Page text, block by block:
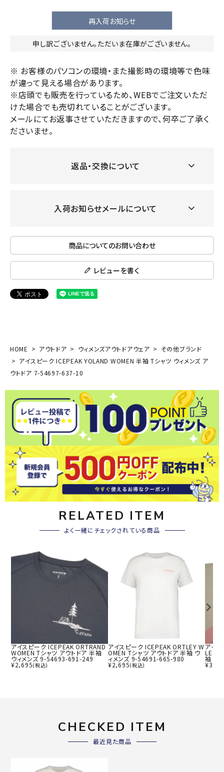
再入荷お知らせ
申し訳ございません。ただいま在庫がございません。
※ お客様のパソコンの環境・また撮影時の環境等で色味
が違って見える場合があります。
※店頭でも販売を行っているため、WEBでご注文いただ
けた場合でも売切れていることがございます。
メールにてお返事させていただきますので、何卒ご了承く
ださいませ。
返品・交換について
入荷お知らせメールについて
商品についてのお問い合わせ
レビューを書く
HOME アウトドア ウィメンズアウトドアウェア
その他ブランド
アイスピーク ICEPEAK YOLAND WOMEN 半袖 Tシャツ ウィメンズ ア
ウトドア 7-54697-637-10
RELATED ITEM
よく一緒にチェックされている商品
アイスピーク ICEPEAK ORTRAND
WOMEN Tシャツ アウトドア 半袖
ウィメンズ 9-54693-691-249
¥2,695(税込)
アイスピーク ICEPEAK ORTLEY W
OMEN Tシャツ アウトドア 半袖 ウ
ィメンズ 9-54691-665-980
¥2,695(税込)
アイ
LE
袖 ウ
¥
CHECKED ITEM
最近見た商品